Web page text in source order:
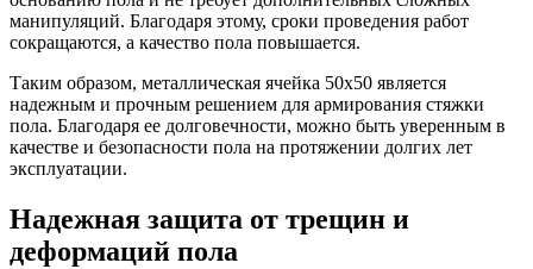
манипуляций. Благодаря этому, сроки проведения работ
сокращаются, а качество пола повышается.
Таким образом, металлическая ячейка 50х50 является
надежным и прочным решением для армирования стяжки
пола. Благодаря ее долговечности, можно быть уверенным в
качестве и безопасности пола на протяжении долгих лет
эксплуатации.
Надежная защита от трещин и
деформаций пола